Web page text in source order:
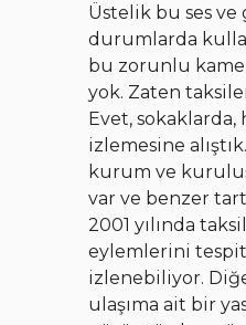
Üstelik bu ses
durumlarda
bu zorunlu
yok. Zaten
Evet, sokaklarda,
izlemesine
kurum ve
var ve benzer
2001 yılında
eylemlerini tespit
izlenebiliyor.
ulaşıma ait bir